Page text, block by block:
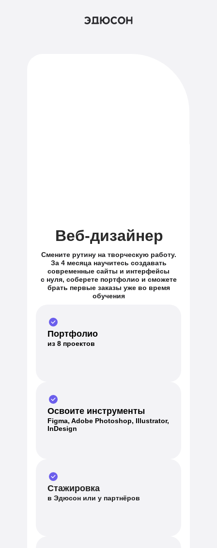
Веб-дизайнер
Смените рутину на творческую работу.
За 4 месяца научитесь создавать
современные сайты и интерфейсы
с нуля, соберете портфолио и сможете
брать первые заказы уже во время
обучения
Портфолио
из 8 проектов
Освоите инструменты
Figma, Adobe Photoshop, Illustrator,
InDesign
Стажировка
в Эдюсон или у партнёров